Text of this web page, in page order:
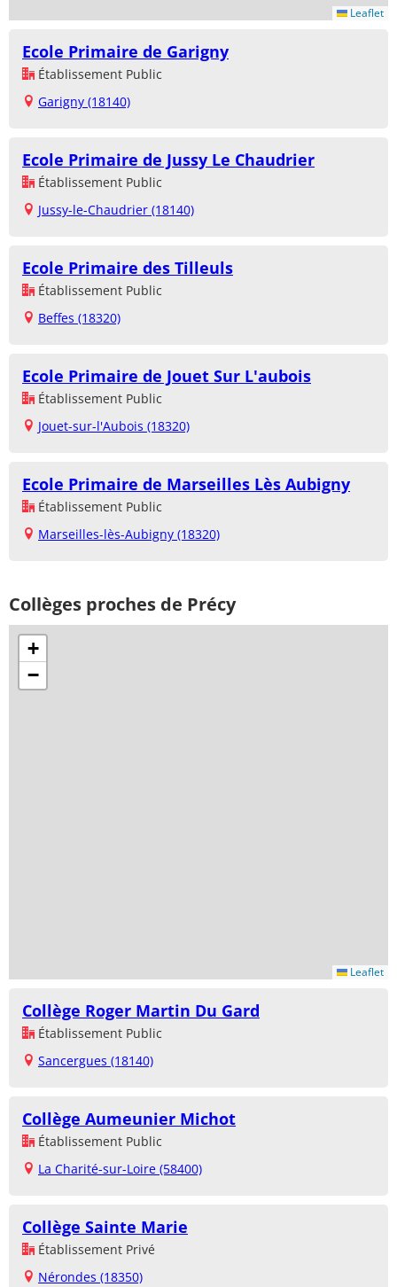
Leaflet
Ecole Primaire de Garigny
Établissement Public
Garigny (18140)
Ecole Primaire de Jussy Le Chaudrier
Établissement Public
Jussy-le-Chaudrier (18140)
Ecole Primaire des Tilleuls
Établissement Public
Beffes (18320)
Ecole Primaire de Jouet Sur L'aubois
Établissement Public
Jouet-sur-l'Aubois (18320)
Ecole Primaire de Marseilles Lès Aubigny
Établissement Public
Marseilles-lès-Aubigny (18320)
Collèges proches de Précy
+
−
Leaflet
Collège Roger Martin Du Gard
Établissement Public
Sancergues (18140)
Collège Aumeunier Michot
Établissement Public
La Charité-sur-Loire (58400)
Collège Sainte Marie
Établissement Privé
Nérondes (18350)